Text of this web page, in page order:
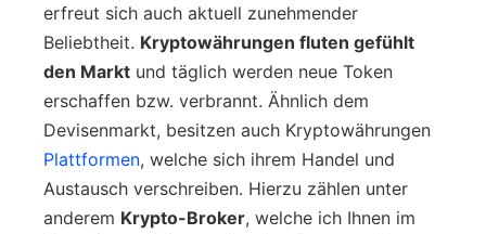
erfreut sich auch aktuell zunehmender
Beliebtheit. Kryptowährungen fluten gefühlt
den Markt und täglich werden neue Token
erschaffen bzw. verbrannt. Ähnlich dem
Devisenmarkt, besitzen auch Kryptowährungen
Plattformen, welche sich ihrem Handel und
Austausch verschreiben. Hierzu zählen unter
anderem Krypto-Broker, welche ich Ihnen im